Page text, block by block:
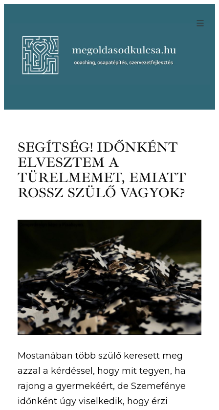
tartalomhoz
SEGÍTSÉG! IDŐNKÉNT
ELVESZTEM A
TÜRELMEMET, EMIATT
ROSSZ SZÜLŐ VAGYOK?
Mostanában több szülő keresett meg
azzal a kérdéssel, hogy mit tegyen, ha
rajong a gyermekéért, de Szemefénye
időnként úgy viselkedik, hogy érzi